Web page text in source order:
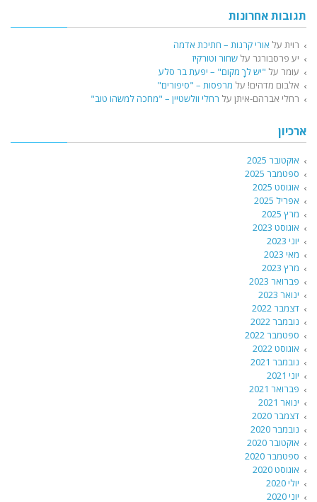
תגובות אחרונות
רוית על אורי קרנות – חתיכת אדמה
יע פרסבורגר על שחור וטורקיז
עומר על "יש לךָ מקום" – יפעת בר סלע
אלבום מדהים! על מרפסות – "סיפורים"
רחלי אברהם-איתן על רחלי וולשטיין – "מחכה למשהו טוב"
ארכיון
אוקטובר 2025
ספטמבר 2025
אוגוסט 2025
אפריל 2025
מרץ 2025
אוגוסט 2023
יוני 2023
מאי 2023
מרץ 2023
פברואר 2023
ינואר 2023
דצמבר 2022
נובמבר 2022
ספטמבר 2022
אוגוסט 2022
נובמבר 2021
יוני 2021
פברואר 2021
ינואר 2021
דצמבר 2020
נובמבר 2020
אוקטובר 2020
ספטמבר 2020
אוגוסט 2020
יולי 2020
יוני 2020